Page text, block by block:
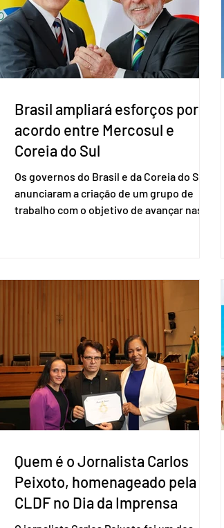
Tecnologias no SUS (Conitec) na semana
que vem. A Conitec é um colegiado
Brasil ampliará esforços por
acordo entre Mercosul e
Coreia do Sul
Os governos do Brasil e da Coreia do Sul
anunciaram a criação de um grupo de
trabalho com o objetivo de avançar nas
“Decidimos criar um grupo de trabalho
que vai identificar sensibilidades dos
dois lados e evitar que elas sejam um
empecilho para a retomada das
negociações de um acordo do Mercosul
com a Coreia”, disse o presiden
Quem é o Jornalista Carlos
Peixoto, homenageado pela
CLDF no Dia da Imprensa